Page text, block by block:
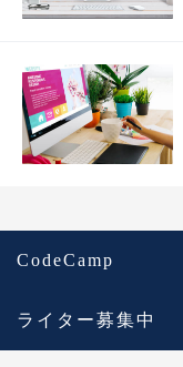
CodeCamp
ライター募集中